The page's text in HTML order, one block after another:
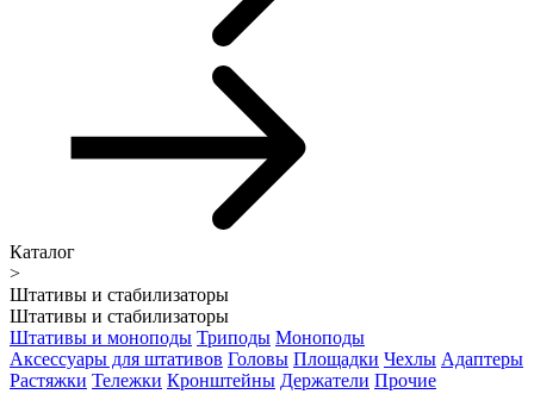
Каталог
>
Штативы и стабилизаторы
Штативы и стабилизаторы
Штативы и моноподы Триподы Моноподы
Аксессуары для штативов Головы Площадки Чехлы Адаптеры
Растяжки Тележки Кронштейны Держатели Прочие